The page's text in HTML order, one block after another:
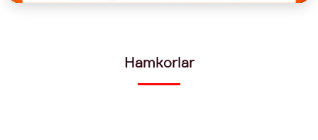
Hamkorlar